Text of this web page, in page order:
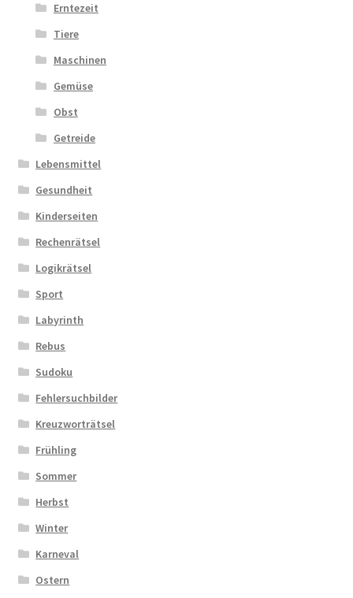
Erntezeit
Tiere
Maschinen
Gemüse
Obst
Getreide
Lebensmittel
Gesundheit
Kinderseiten
Rechenrätsel
Logikrätsel
Sport
Labyrinth
Rebus
Sudoku
Fehlersuchbilder
Kreuzworträtsel
Frühling
Sommer
Herbst
Winter
Karneval
Ostern